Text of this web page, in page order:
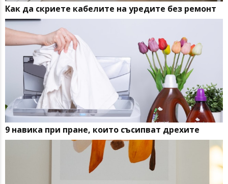
Как да скриете кабелите на уредите без ремонт
9 навика при пране, които съсипват дрехите